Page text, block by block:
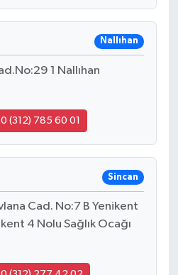
Nallıhan
1 Nallıhan
0 (312) 785 60 01
Sincan
Cad. No:7 B Yenikent
4 Nolu Sağlık Ocağı